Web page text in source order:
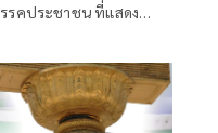
รคประชาชน ที่แสดง
บพรรคประชาชนด้วยว่า